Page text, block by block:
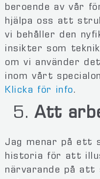
beroende av vår
hjälpa oss att
vi behåller den
insikter som
om vi använder
inom vårt
Klicka för info.
Att
Jag menar på ett
historia för att
närvarande på att